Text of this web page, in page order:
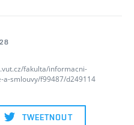
fakulta/informacni-
smlouvy/f99487/d249114
TWEETNOUT